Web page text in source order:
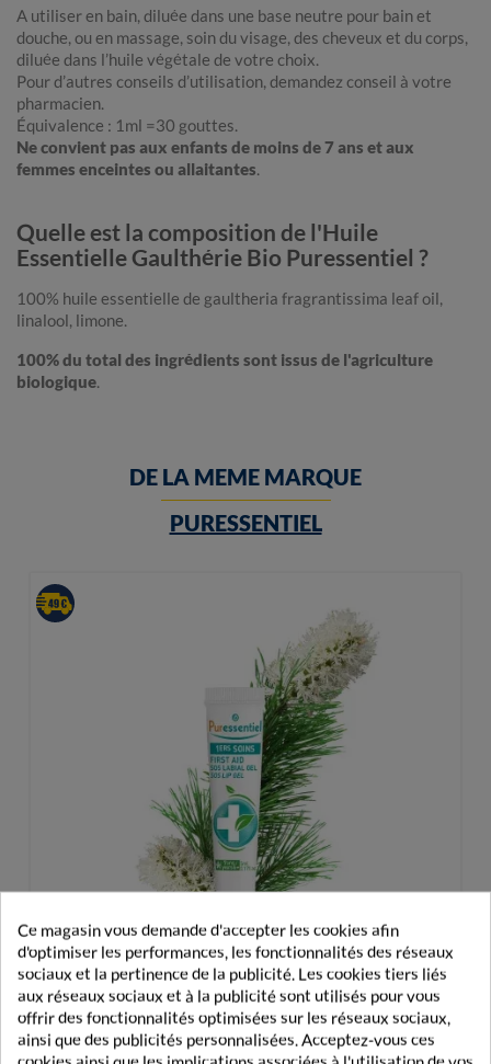
A utiliser en bain, diluée dans une base neutre pour bain et
douche, ou en massage, soin du visage, des cheveux et du corps,
diluée dans l’huile végétale de votre choix.
Pour d’autres conseils d’utilisation, demandez conseil à votre
pharmacien.
Équivalence : 1ml =30 gouttes.
Ne convient pas aux enfants de moins de 7 ans et aux
femmes enceintes ou allaitantes.
Quelle est la composition de l'Huile
Essentielle Gaulthérie Bio Puressentiel ?
100% huile essentielle de gaultheria fragrantissima leaf oil,
linalool, limone.
100% du total des ingrédients sont issus de l'agriculture
biologique.
DE LA MEME MARQUE
PURESSENTIEL
Puressentiel S.O.S Labial Gel Réparateur 5ml
Ce magasin vous demande d'accepter les cookies afin
d'optimiser les performances, les fonctionnalités des réseaux
sociaux et la pertinence de la publicité. Les cookies tiers liés
aux réseaux sociaux et à la publicité sont utilisés pour vous
offrir des fonctionnalités optimisées sur les réseaux sociaux,
ainsi que des publicités personnalisées. Acceptez-vous ces